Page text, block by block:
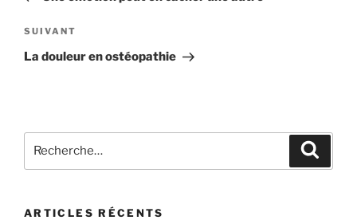
l’article
Article
suivant
SUIVANT
La douleur en ostéopathie
pour
ARTICLES RÉCENTS